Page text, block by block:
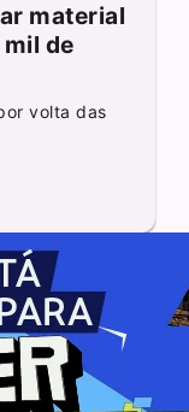
material
de
volta das